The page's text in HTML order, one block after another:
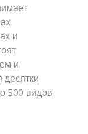
и
и
500 видов